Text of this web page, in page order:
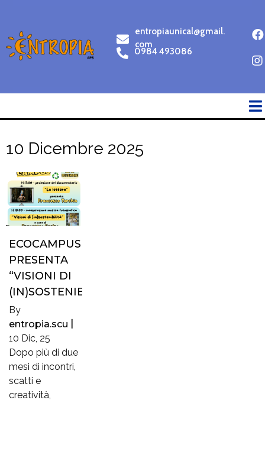
entropiaunical@gmail.
com
0984 493086
10 Dicembre 2025
ECOCAMPUS
PRESENTA
“VISIONI DI
(IN)SOSTENIBILITÀ”
By
entropia.scu
10 Dic, 25
Dopo più di due
mesi di incontri,
scatti e
creatività,